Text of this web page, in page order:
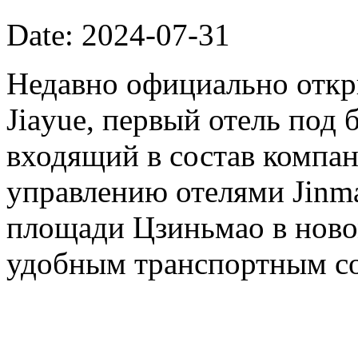
Date: 2024-07-31
Недавно официально
Jiayue, первый отель под
входящий в состав
управлению отелями
площади Цзиньмао в
удобным транспортным